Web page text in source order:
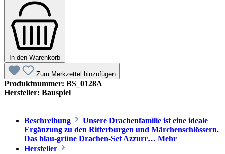
In den Warenkorb
Zum Merkzettel hinzufügen
Produktnummer: BS_0128A
Hersteller: Bauspiel
Beschreibung
Unsere Drachenfamilie ist eine ideale
Ergänzung zu den Ritterburgen und Märchenschlössern.
Das blau-grüne Drachen-Set Azzurr… Mehr
Hersteller